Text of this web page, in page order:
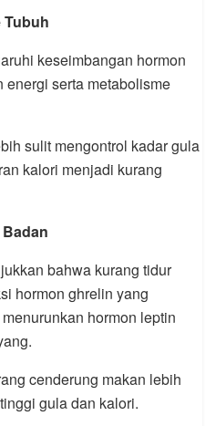
Tubuh
keseimbangan hormon
serta metabolisme
sulit mengontrol kadar gula
kalori menjadi kurang
bahwa kurang tidur
hormon ghrelin yang
hormon leptin
cenderung makan lebih
gula dan kalori.